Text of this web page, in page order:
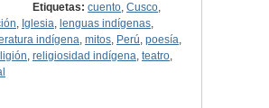
Etiquetas: cuento,Cusco,
, Iglesia, lenguas indígenas,
indígena, mitos, Perú, poesía,
, religiosidad indígena, teatro,